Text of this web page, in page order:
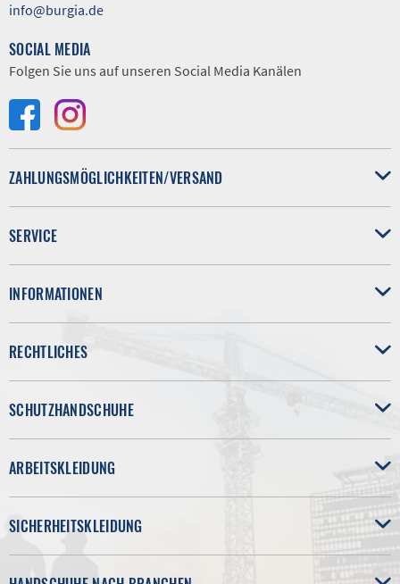
info@burgia.de
SOCIAL MEDIA
Folgen Sie uns auf unseren Social Media Kanälen
ZAHLUNGSMÖGLICHKEITEN/VERSAND
SERVICE
INFORMATIONEN
RECHTLICHES
SCHUTZHANDSCHUHE
ARBEITSKLEIDUNG
SICHERHEITSKLEIDUNG